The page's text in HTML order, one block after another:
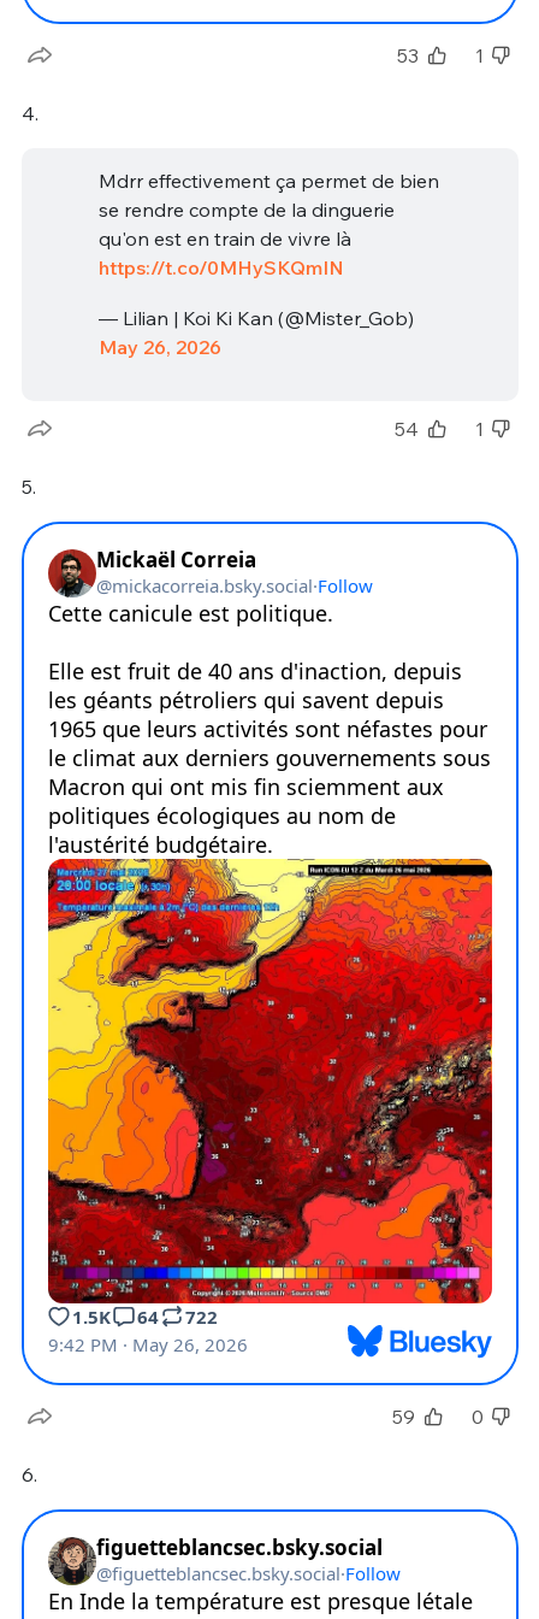
53 1
4.
Mdrr effectivement ça permet de bien
se rendre compte de la dinguerie
qu'on est en train de vivre là
https://t.co/0MHySKQmIN
— Lilian | Koi Ki Kan (@Mister_Gob)
May 26, 2026
54 1
5.
59 0
6.